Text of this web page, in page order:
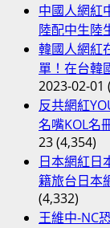
中國人網紅
陸配中生陸
韓國人網紅
單！在台韓
2023-02-01
反共網紅
名嘴KOL名
23(4,354)
日本網紅日
籍旅台日本
(4,332)
王維中-NC